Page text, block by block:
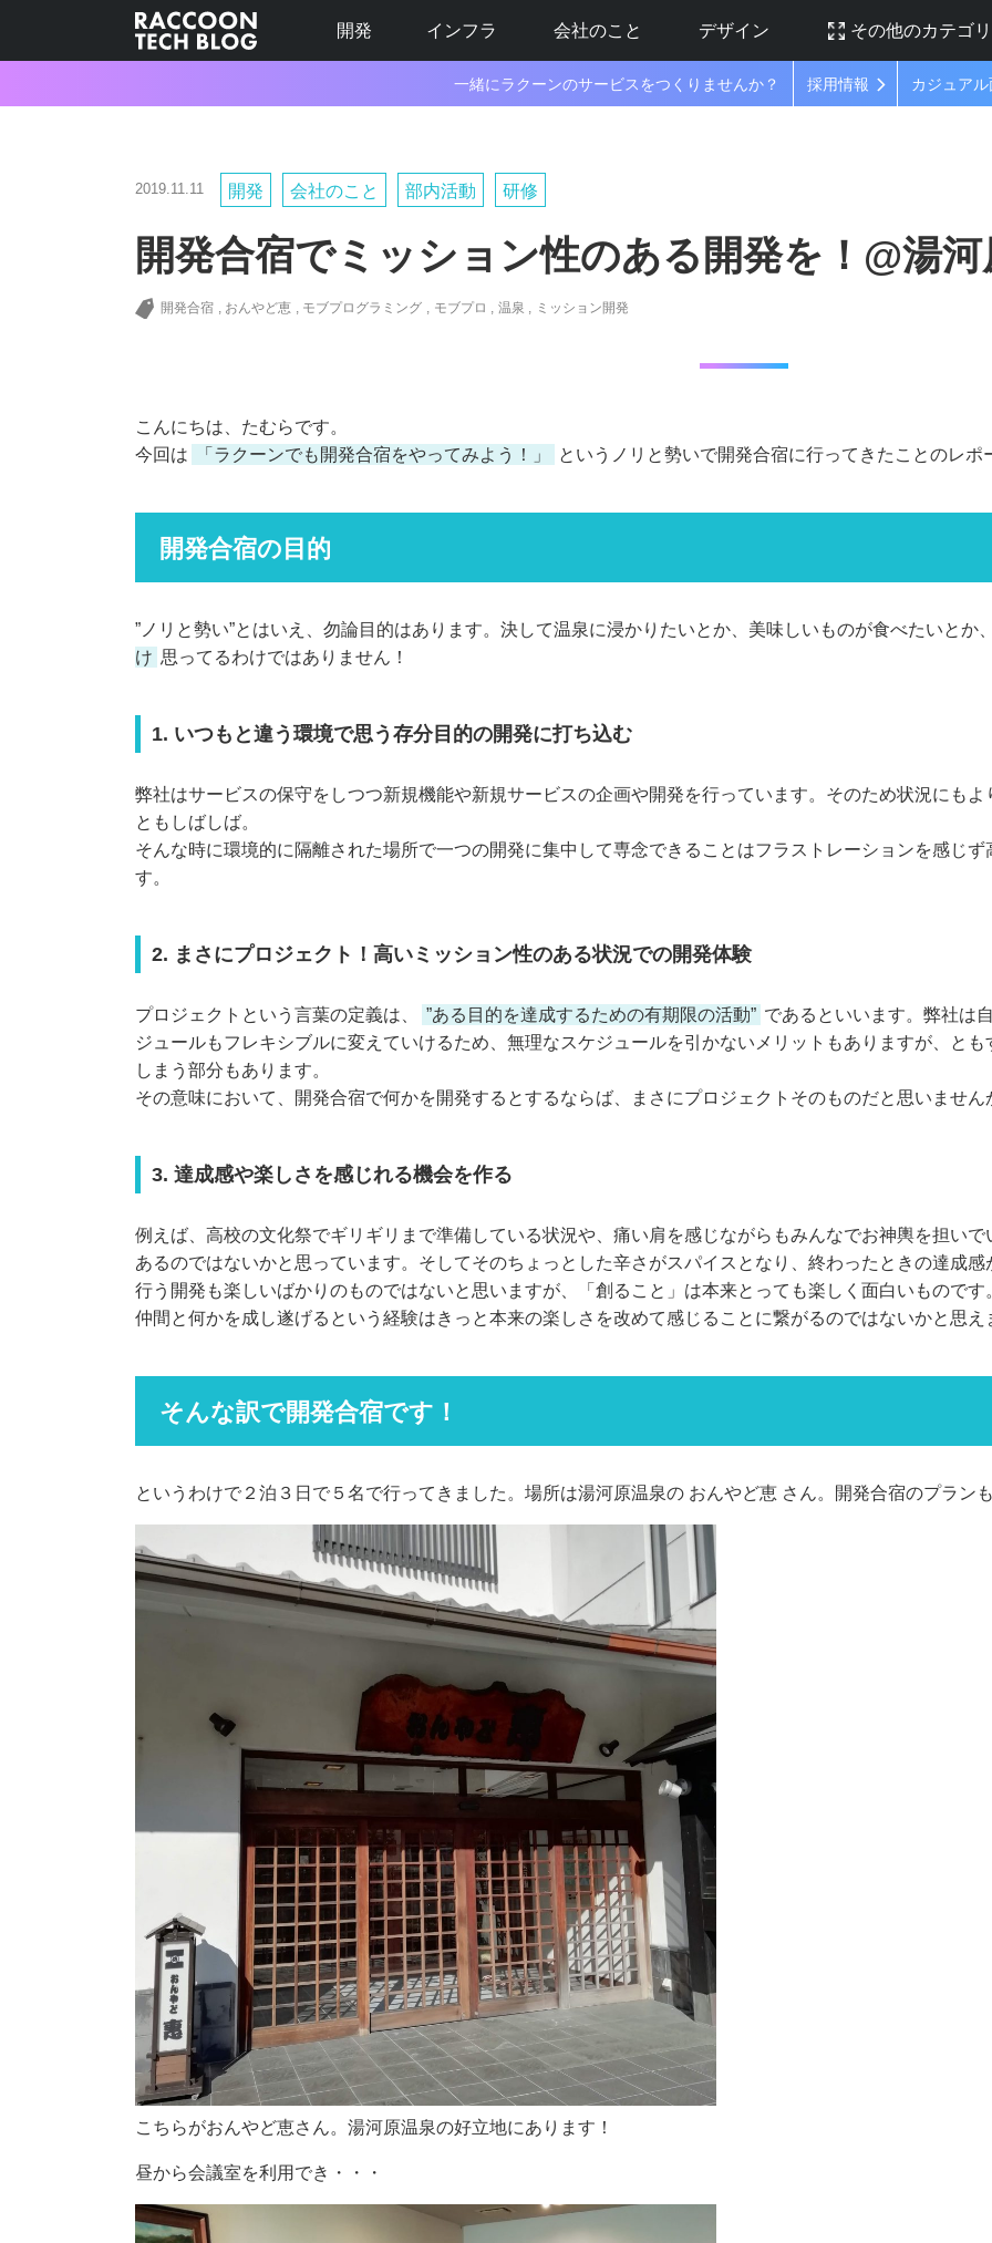
開発 インフラ 会社のこと デザイン その他のカテゴリ
一緒にラクーンのサービスをつくりませんか？ 採用情報 カジュアル
2019.11.11 開発 会社のこと 部内活動 研修
開発合宿でミッション性のある開発を！@湯
開発合宿 おんやど恵 モブプログラミング モブプロ 温泉 ミッション開発
こんにちは、たむらです。
今回は
「ラクーンでも開発合宿をやってみよう！」 というノリと勢いで開発合宿に行ってきたことのレポ
開発合宿の目的
”ノリと勢い”とはいえ、勿論目的はあります。決して温泉に浸かりたいとか、美味しいものが食べたいとか
け 思ってるわけではありません！
1. いつもと違う環境で思う存分目的の開発に打ち込む
弊社はサービスの保守をしつつ新規機能や新規サービスの企画や開発を行っています。そのため状況にも
ともしばしば。
そんな時に環境的に隔離された場所で一つの開発に集中して専念できることはフラストレーションを感じ
す。
2. まさにプロジェクト！高いミッション性のある状況での開発体験
プロジェクトという言葉の定義は、 ”ある目的を達成するための有期限の活動” であるといいます。弊社は
ジュールもフレキシブルに変えていけるため、無理なスケジュールを引かないメリットもありますが、と
しまう部分もあります。
その意味において、開発合宿で何かを開発するとするならば、まさにプロジェクトそのものだと思いません
3. 達成感や楽しさを感じれる機会を作る
例えば、高校の文化祭でギリギリまで準備している状況や、痛い肩を感じながらもみんなでお神輿を担い
あるのではないかと思っています。そしてそのちょっとした辛さがスパイスとなり、終わったときの達成
行う開発も楽しいばかりのものではないと思いますが、「創ること」は本来とっても楽しく面白いものです
仲間と何かを成し遂げるという経験はきっと本来の楽しさを改めて感じることに繋がるのではないかと思え
そんな訳で開発合宿です！
というわけで２泊３日で５名で行ってきました。場所は湯河原温泉の おんやど恵 さん。開発合宿のプラン
こちらがおんやど恵さん。湯河原温泉の好立地にあります！
昼から会議室を利用でき・・・